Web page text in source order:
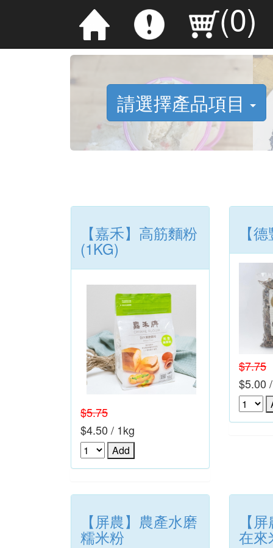
(0)
請選擇產品項目
【嘉禾】高筋麵粉
(1KG)
$5.75
$4.50 / 1kg
【
$7.75
$5.00
【屏農】農產水磨
糯米粉
【
在來